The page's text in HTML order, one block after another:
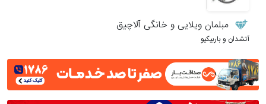
مبلمان ویلایی و خانگی آلاچیق
آتشدان و باربیکیو